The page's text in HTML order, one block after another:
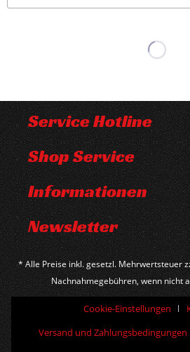
Service Hotline
Shop Service
Informationen
Newsletter
* Alle Preise inkl. gesetzl. Mehrwertsteuer
Nachnahmegebühren, wenn nicht
Cookie-Einstellungen
Versand und Zahlungsbedingungen